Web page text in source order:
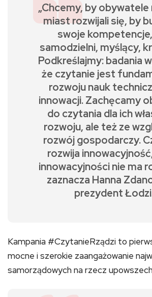
„Chcemy, by obywatele
miast rozwijali się, by
swoje
samodzielni, myślący,
Podkreślajmy: badania
że czytanie jest
rozwoju nauk
innowacji. Zachęcamy
do czytania dla ich
rozwoju, ale też ze
rozwój gospodarczy.
rozwija
innowacyjności nie ma
zaznacza Hanna
prezydent
Kampania #CzytanieRządzi to
mocne i szerokie zaangażowanie
samorządowych na rzecz